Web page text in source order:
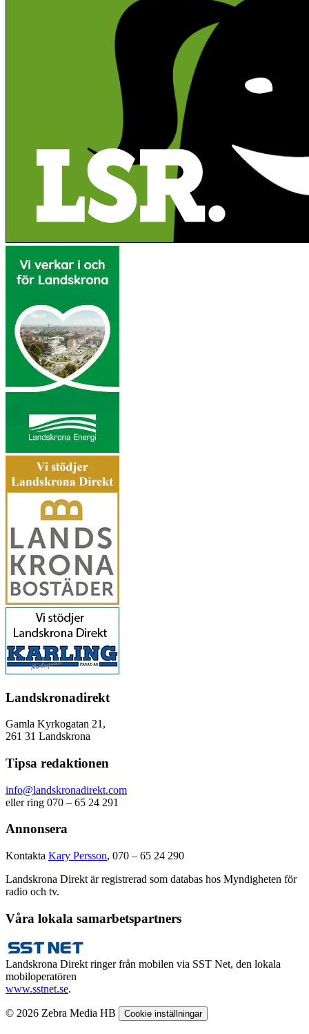
Landskronadirekt
Gamla Kyrkogatan 21,
261 31 Landskrona
Tipsa redaktionen
info@landskronadirekt.com
eller ring 070 – 65 24 291
Annonsera
Kontakta Kary Persson, 070 – 65 24 290
Landskrona Direkt är registrerad som databas hos Myndigheten för
radio och tv.
Våra lokala samarbetspartners
Landskrona Direkt ringer från mobilen via SST Net, den lokala
mobiloperatören
www.sstnet.se.
© 2026 Zebra Media HB Cookie inställningar